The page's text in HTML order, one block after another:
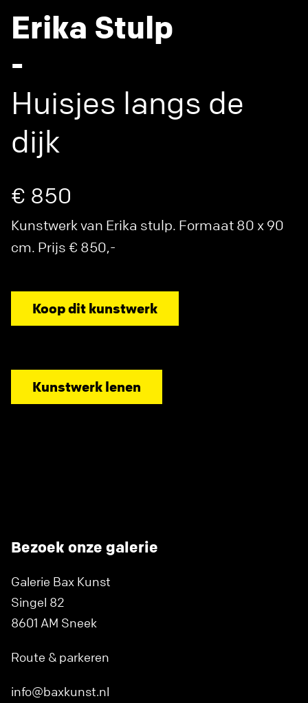
Erika Stulp
-
Huisjes langs de
dijk
€ 850
Kunstwerk van Erika stulp. Formaat 80 x 90
cm. Prijs € 850,-
Koop dit kunstwerk
Kunstwerk lenen
Bezoek onze galerie
Galerie Bax Kunst
Singel 82
8601 AM Sneek
Route & parkeren
info@baxkunst.nl